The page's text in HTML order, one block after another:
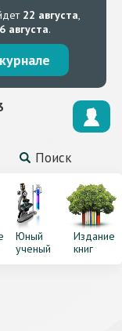
22 августа,
августа.
Поиск
Юный
ученый
Издание
книг